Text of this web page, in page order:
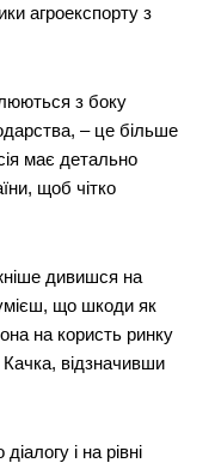
агроекспорту з
з боку
– це більше
має детально
щоб чітко
дивишся на
що шкоди як
на користь ринку
відзначивши
і на рівні